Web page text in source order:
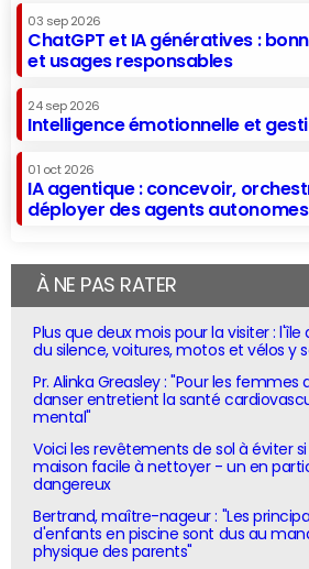
03 sep 2026
ChatGPT et IA génératives :
et usages responsables
24 sep 2026
Intelligence émotionnelle et
01 oct 2026
IA agentique : concevoir,
déployer des agents
À NE PAS RATER
Plus que deux mois pour la visiter : l'île
du silence, voitures, motos et vélos y
Pr. Alinka Greasley : "Pour les femmes
danser entretient la santé
mental"
Voici les revêtements de sol à éviter
maison facile à nettoyer - un en
dangereux
Bertrand, maître-nageur : "Les
d'enfants en piscine sont dus au
physique des parents"